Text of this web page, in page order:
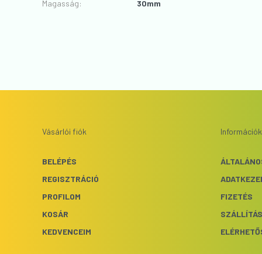
Magasság: 30mm
Vásárlói fiók
BELÉPÉS
REGISZTRÁCIÓ
PROFILOM
KOSÁR
KEDVENCEIM
Információk
FIZETÉS
SZÁLLÍTÁS